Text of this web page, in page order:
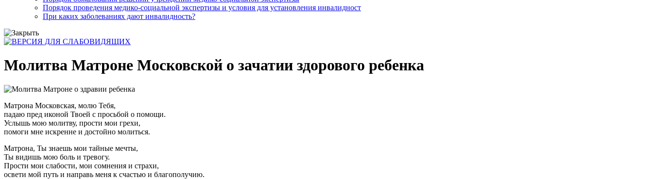
Порядок проведения медико-социальной экспертизы и условия для установления инвалидност
При каких заболеваниях дают инвалидность?
Молитва Матроне Московской о зачатии здорового ребенка
Матрона Московская, молю Тебя,
падаю пред иконой Твоей с просьбой о помощи.
Услышь мою молитву, прости мои грехи,
помоги мне искренне и достойно молиться.
Матрона, Ты знаешь мои тайные мечты,
Ты видишь мою боль и тревогу.
Прости мои слабости, мои сомнения и страхи,
освети мой путь и направь меня к счастью и благополучию.